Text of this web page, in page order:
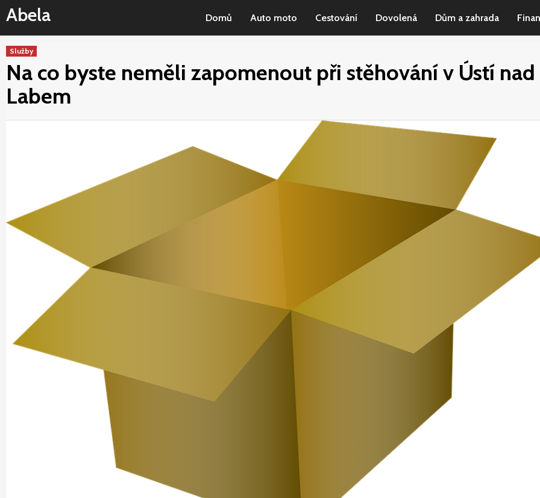
Skip
to
content
Abela Domů Auto moto Cestování Dovolená Dům a zahrada
Služby
Na co byste neměli zapomenout při stěhování v Ústí nad
Labem